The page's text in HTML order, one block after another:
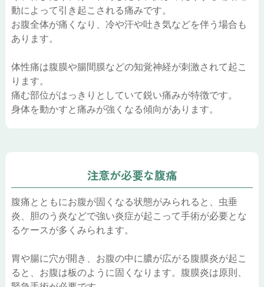
動によって引き起こされる痛みです。
お腹全体が痛くなり、冷や汗や吐き気などを伴う場合も
あります。
体性痛は腹膜や腸間膜などの知覚神経が刺激されて起こ
ります。
痛む部位がはっきりとしていて鋭い痛みが特徴です。
身体を動かすと痛みが強くなる傾向があります。
注意が必要な腹痛
腹痛とともにお腹が固くなる状態がみられると、虫垂
炎、胆のう炎などで強い炎症が起こって手術が必要とな
るケースが多くみられます。
胃や腸に穴が開き、お腹の中に膿が広がる腹膜炎が起こ
ると、お腹は板のように固くなります。腹膜炎は原則、